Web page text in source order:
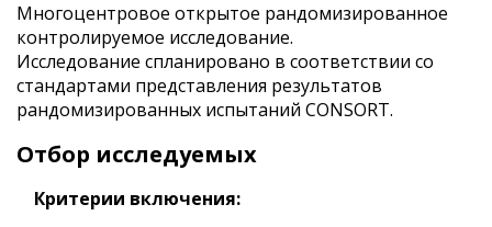
Многоцентровое открытое рандомизированное
контролируемое исследование.
Исследование спланировано в соответствии со
стандартами представления результатов
рандомизированных испытаний CONSORT.
Отбор исследуемых
Критерии включения: